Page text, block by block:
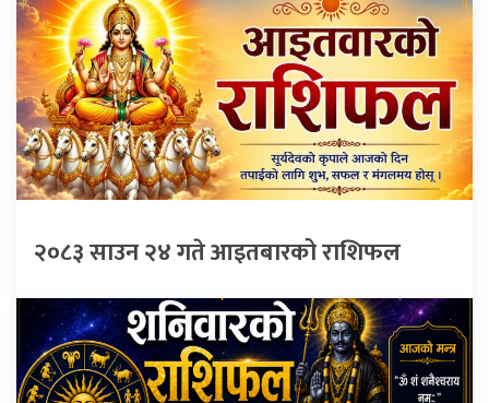
२०८३ साउन २४ गते आइतबारको राशिफल